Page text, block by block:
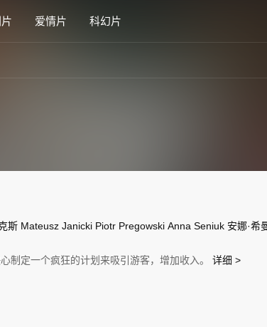
爱情片 科幻片
斯 Mateusz Janicki Piotr Pregowski Anna Seniuk 安娜·希
制定一个疯狂的计划来吸引游客，增加收入。 详细 >